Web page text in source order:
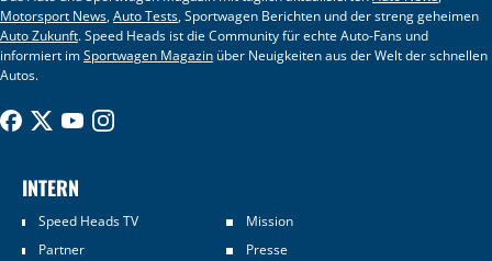
Motorsport News,Auto Tests, Sportwagen Berichten und der streng geheimen
Auto Zukunft. Speed Heads ist die Community für echte Auto-Fans und
informiert imSportwagen Magazin über Neuigkeiten aus der Welt der schnellen
Autos.
INTERN
Speed Heads TV
Mission
Partner
Presse